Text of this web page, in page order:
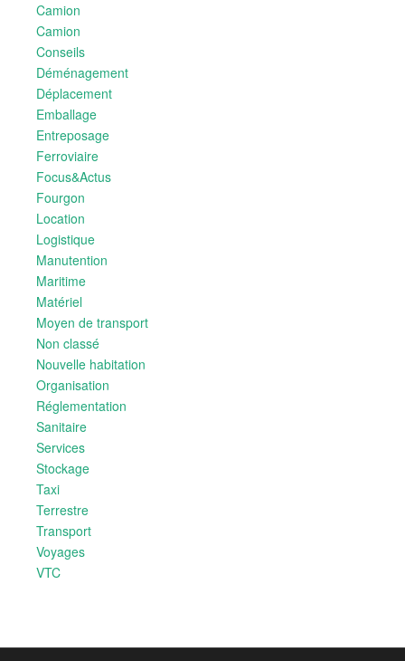
Camion
Camion
Conseils
Déménagement
Déplacement
Emballage
Entreposage
Ferroviaire
Focus&Actus
Fourgon
Location
Logistique
Manutention
Maritime
Matériel
Moyen de transport
Non classé
Nouvelle habitation
Organisation
Réglementation
Sanitaire
Services
Stockage
Taxi
Terrestre
Transport
Voyages
VTC